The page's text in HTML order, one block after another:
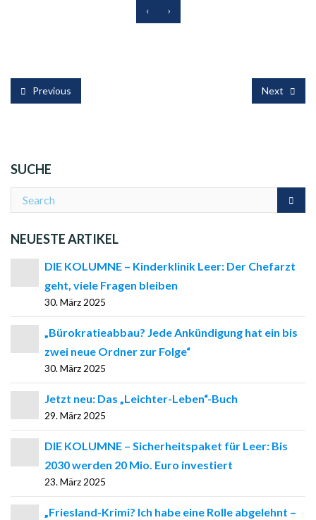
‹ ›
Previous Next
SUCHE
NEUESTE ARTIKEL
DIE KOLUMNE – Kinderklinik Leer: Der Chefarzt
geht, viele Fragen bleiben
30. März 2025
„Bürokratieabbau? Jede Ankündigung hat ein bis
zwei neue Ordner zur Folge“
30. März 2025
Jetzt neu: Das „Leichter-Leben“-Buch
29. März 2025
DIE KOLUMNE – Sicherheitspaket für Leer: Bis
2030 werden 20 Mio. Euro investiert
23. März 2025
„Friesland-Krimi? Ich habe eine Rolle abgelehnt –